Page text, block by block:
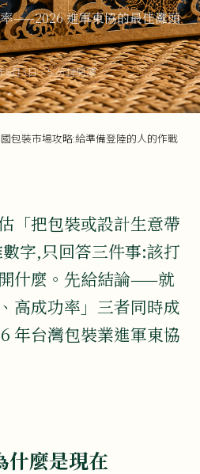
——2026 進軍東協的最佳灘頭
6月3日·5 分鐘閱讀
包裝市場攻略:給準備登陸的人的作戰
「把包裝或設計生意帶
字,只回答三件事:該打
什麼。先給結論——就
高成功率」三者同時成
年台灣包裝業進軍東協
什麼是現在